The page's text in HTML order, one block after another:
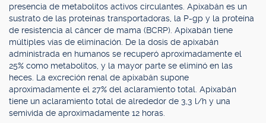
presencia de metabolitos activos circulantes. Apixabán es un
sustrato de las proteínas transportadoras, la P-gp y la proteína
de resistencia al cáncer de mama (BCRP). Apixabán tiene
múltiples vías de eliminación. De la dosis de apixabán
administrada en humanos se recuperó aproximadamente el
25% como metabolitos, y la mayor parte se eliminó en las
heces. La excreción renal de apixabán supone
aproximadamente el 27% del aclaramiento total. Apixabán
tiene un aclaramiento total de alrededor de 3,3 l/h y una
semivida de aproximadamente 12 horas.